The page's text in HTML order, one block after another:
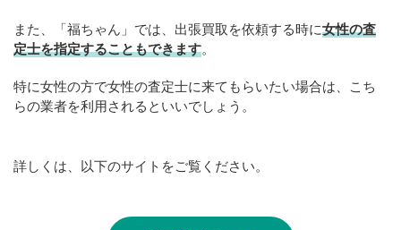
また、「福ちゃん」では、出張買取を依頼する時に女性の査
定士を指定することもできます。
特に女性の方で女性の査定士に来てもらいたい場合は、こち
らの業者を利用されるといいでしょう。
詳しくは、以下のサイトをご覧ください。